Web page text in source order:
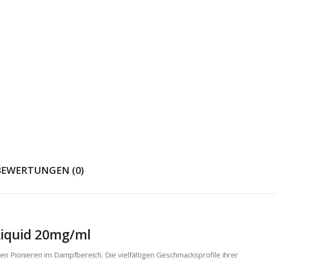
(0)
20mg/ml
Pionieren im Dampfbereich. Die vielfältigen Geschmacksprofile ihrer